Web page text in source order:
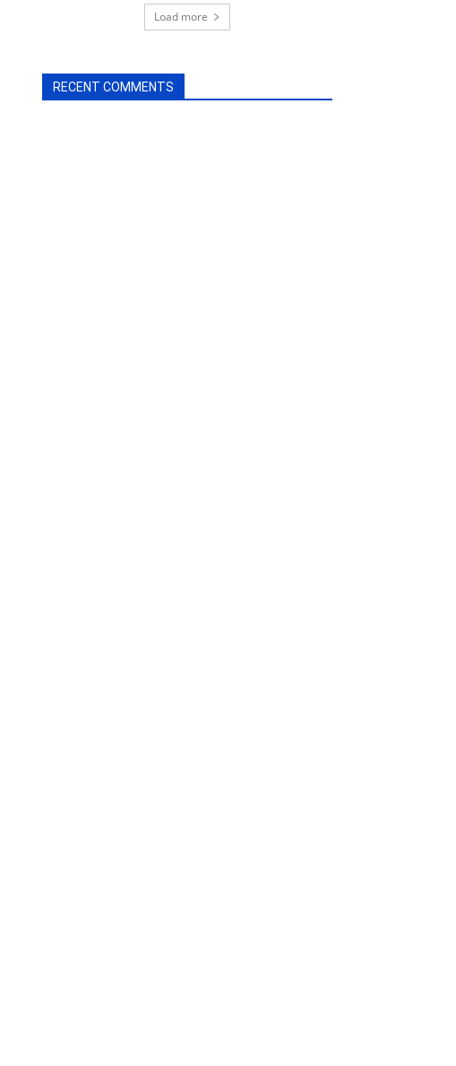
Load more
RECENT COMMENTS